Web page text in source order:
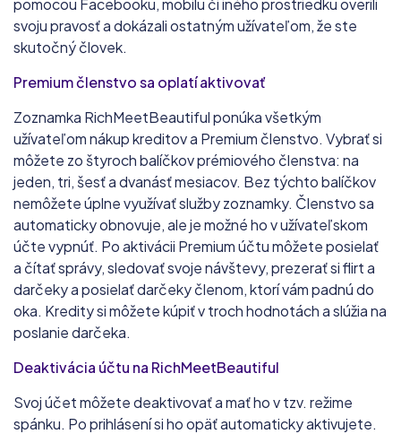
pomocou Facebooku, mobilu či iného prostriedku overili
svoju pravosť a dokázali ostatným užívateľom, že ste
skutočný človek.
Premium členstvo sa oplatí aktivovať
Zoznamka RichMeetBeautiful ponúka všetkým
užívateľom nákup kreditov a Premium členstvo. Vybrať si
môžete zo štyroch balíčkov prémiového členstva: na
jeden, tri, šesť a dvanásť mesiacov. Bez týchto balíčkov
nemôžete úplne využívať služby zoznamky. Členstvo sa
automaticky obnovuje, ale je možné ho v užívateľskom
účte vypnúť. Po aktivácii Premium účtu môžete posielať
a čítať správy, sledovať svoje návštevy, prezerať si flirt a
darčeky a posielať darčeky členom, ktorí vám padnú do
oka. Kredity si môžete kúpiť v troch hodnotách a slúžia na
poslanie darčeka.
Deaktivácia účtu na RichMeetBeautiful
Svoj účet môžete deaktivovať a mať ho v tzv. režime
spánku. Po prihlásení si ho opäť automaticky aktivujete.